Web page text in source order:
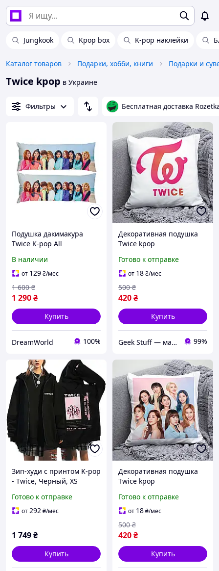
Jungkook Kpop box K-pop наклейки
Каталог товаров Подарки, хобби, книги Подарки и
Twice kpop в Украине
Фильтры Бесплатная доставка
Подушка дакимакура
Twice K-pop All
подушка для обнимания
В наличии
от 129₴/мес
1 290₴
1 600 ₴
Купить
DreamWorld 100%
Декоративная подушка
Twice kpop
Готово к отправке
от 18₴/мес
420₴
500 ₴
Купить
Geek Stuff — магазин аниме, гиков, Kpop товаров. Сувениры с вашим принтом и полиграфия 99%
Зип-худи с принтом K-pop
- Twice, Черный, XS
Готово к отправке
от292₴/мес
1 749₴
Купить
Декоративная подушка
Twice kpop
Готово к отправке
от 18₴/мес
420₴
500 ₴
Купить